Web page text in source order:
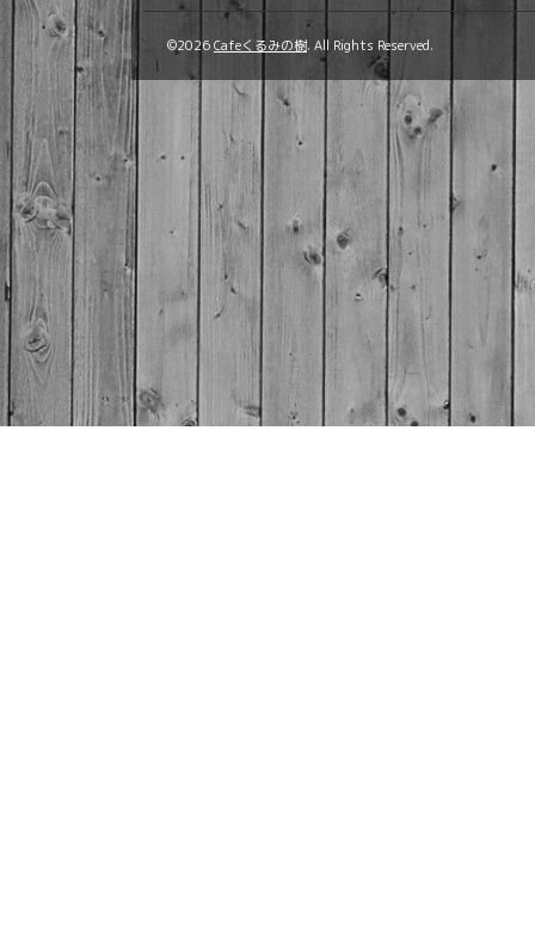
©2026Cafeくるみの樹. All Rights Reserved.